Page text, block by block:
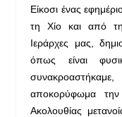
Είκοσι ένας
τη Χίο και από
Ιεράρχες μας,
όπως είναι
αποκορύφωμα την
Ακολουθίας